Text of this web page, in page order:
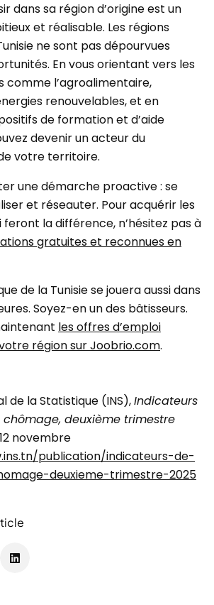
dans sa région d’origine est un
et réalisable. Les régions
ne sont pas dépourvues
En vous orientant vers les
comme l’agroalimentaire,
renouvelables, et en
de formation et d’aide
devenir un acteur du
votre territoire.
une démarche proactive : se
et réseauter. Pour acquérir les
la différence, n’hésitez pas à
gratuites et reconnues en
de la Tunisie se jouera aussi dans
Soyez-en un des bâtisseurs.
les offres d’emploi
région sur Joobrio.com.
de la Statistique (INS),Indicateurs
chômage, deuxième trimestre
novembre
publication/indicateurs-de-
deuxieme-trimestre-2025